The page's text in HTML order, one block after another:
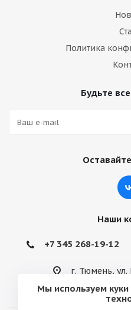
Политика
Будьте
Наши
+7 345 268-19-12
г. Тюмень, ул.
Мы используем